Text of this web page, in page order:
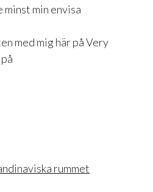
minst min envisa
med mig här på Very
rummet